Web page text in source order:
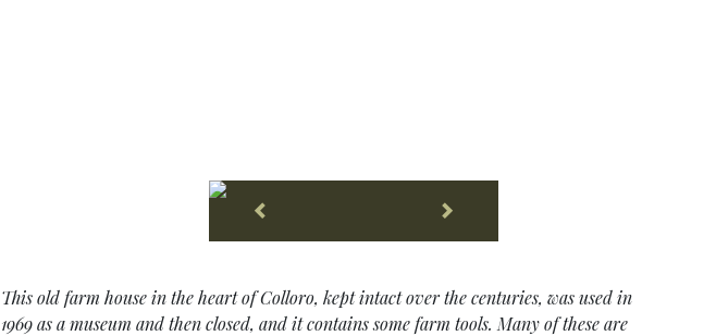
This old farm house in the heart of Colloro, kept intact over the centuries, was used in
1969 as a museum and then closed, and it contains some farm tools. Many of these are